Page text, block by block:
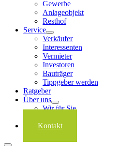
Gewerbe
Anlageobjekt
Resthof
Service
Verkäufer
Interessenten
Vermieter
Investoren
Bauträger
Tippgeber werden
Ratgeber
Über uns
Wir für Sie
Kontakt